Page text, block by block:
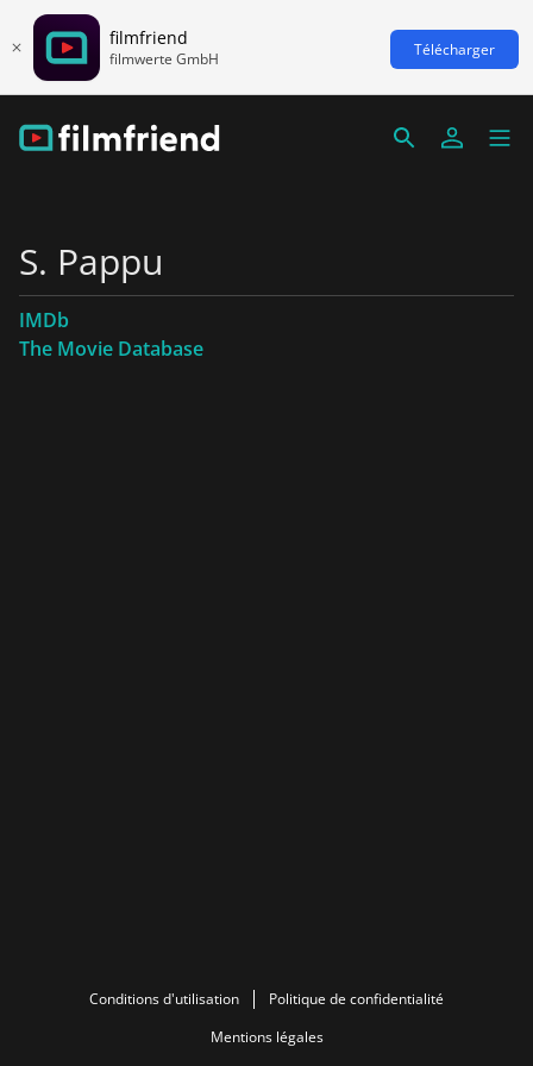
filmfriend
filmwerte GmbH Télécharger
S. Pappu
IMDb
The Movie Database
Conditions d'utilisation
Politique de confidentialité
Mentions légales